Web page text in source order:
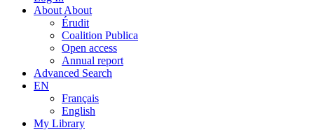
About About
Érudit
Coalition Publica
Open access
Annual report
Advanced Search
EN
Français
English
My Library